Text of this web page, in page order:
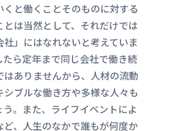
くと働くことそのものに対する
は当然として、それだけでは
社」にはなれないと考えていま
ら定年まで同じ会社で働き続
はありませんから、人材の流動
ブルな働き方や多様な人々も
。また、ライフイベントによ
ど、人生のなかで誰もが何度か